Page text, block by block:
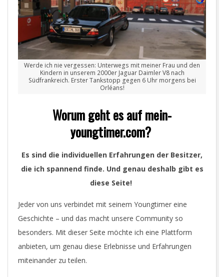
Werde ich nie vergessen: Unterwegs mit meiner Frau und den
Kindern in unserem 2000er Jaguar Daimler V8 nach
Südfrankreich. Erster Tankstopp gegen 6 Uhr morgens bei
Orléans!
Worum geht es auf mein-
youngtimer.com?
Es sind die individuellen Erfahrungen der Besitzer,
die ich spannend finde. Und genau deshalb gibt es
diese Seite!
Jeder von uns verbindet mit seinem Youngtimer eine
Geschichte – und das macht unsere Community so
besonders. Mit dieser Seite möchte ich eine Plattform
anbieten, um genau diese Erlebnisse und Erfahrungen
miteinander zu teilen.